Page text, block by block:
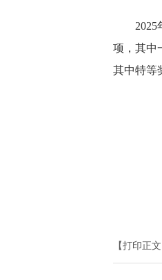
项，其中
其中特等
【打印正